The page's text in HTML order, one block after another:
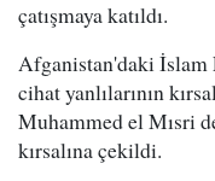
çatışmaya katıldı.
Afganistan'daki
cihat yanlılarının
Muhammed el Mısri
kırsalına çekildi.